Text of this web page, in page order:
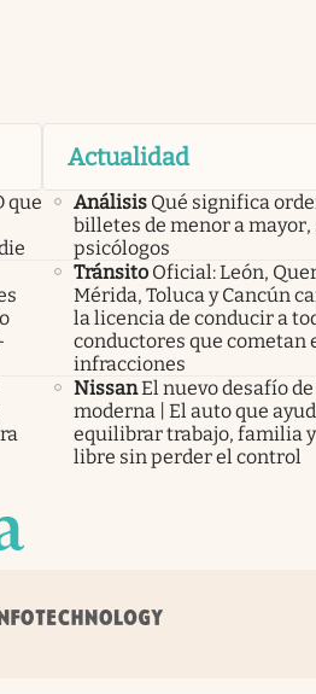
que
Actualidad
Análisis Qué significa
billetes de menor a mayor,
psicólogos
Tránsito Oficial: León,
Mérida, Toluca y Cancún
la licencia de conducir a
conductores que cometan
infracciones
NissanEl nuevo desafío
moderna | El auto que
equilibrar trabajo, familia
libre sin perder el control